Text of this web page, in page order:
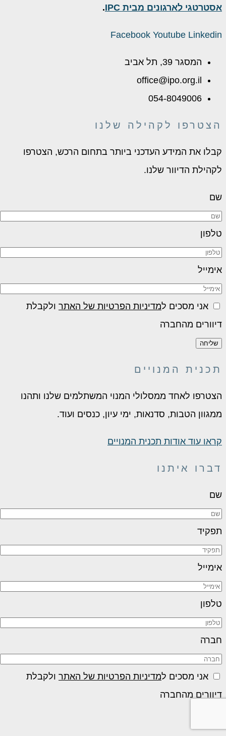
אסטרטגי לארגונים מבית IPC
.
Facebook Youtube Linkedin
המסגר 39, תל אביב
office@ipo.org.il
054-8049006
הצטרפו לקהילה שלנו
קבלו את המידע העדכני ביותר בתחום הרכש, הצטרפו
לקהילת הדיוור שלנו.
שם
טלפון
אימייל
אני מסכים למדיניות הפרטיות של האתר ולקבלת
דיוורים מהחברה
שליחה
תכנית המנויים
הצטרפו לאחד ממסלולי המנוי המשתלמים שלנו ותהנו
ממגוון הטבות, סדנאות, ימי עיון, כנסים ועוד.
קראו עוד אודות תכנית המנויים
דברו איתנו
שם
תפקיד
אימייל
טלפון
חברה
אני מסכים למדיניות הפרטיות של האתר ולקבלת
דיוורים מהחברה